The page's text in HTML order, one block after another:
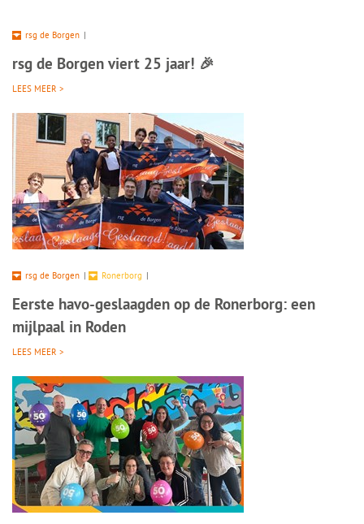
rsg de Borgen |
rsg de Borgen viert 25 jaar! 🎉
LEES MEER >
rsg de Borgen | Ronerborg |
Eerste havo-geslaagden op de Ronerborg: een
mijlpaal in Roden
LEES MEER >